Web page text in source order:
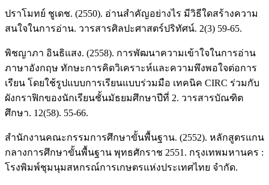
ปราโมทย์ ชูเดช. (2550). อ่านสำคัญอย่างไร มีวิธีใดสร้างความ
สนใจในการอ่าน. วารสารศิลปะศาสตร์ปริทัศน์. 2(3) 59-65.
พิชญาภา อินธิแสง. (2558). การพัฒนาความเข้าใจในการอ่าน
ภาษาอังกฤษ ทักษะการคิดวิเคราะห์และความพึงพอใจต่อการ
เรียน โดยใช้รูปแบบการเรียนแบบร่วมมือ เทคนิค CIRC ร่วมกับ
ผังกราฟิกของนักเรียนชั้นมัธยมศึกษาปีที่ 2. วารสารบัณฑิต
ศึกษา. 12(58). 55-66.
สำนักงานคณะกรรมการศึกษาขั้นพื้นฐาน. (2552). หลักสูตรแกน
กลางการศึกษาขั้นพื้นฐาน พุทธศักราช 2551. กรุงเทพมหานคร :
โรงพิมพ์ชุมนุมสหกรณ์การเกษตรแห่งประเทศไทย จำกัด.